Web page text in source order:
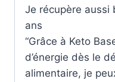
Je récupère aussi
ans
“Grâce à Keto
d’énergie dès le
alimentaire, je